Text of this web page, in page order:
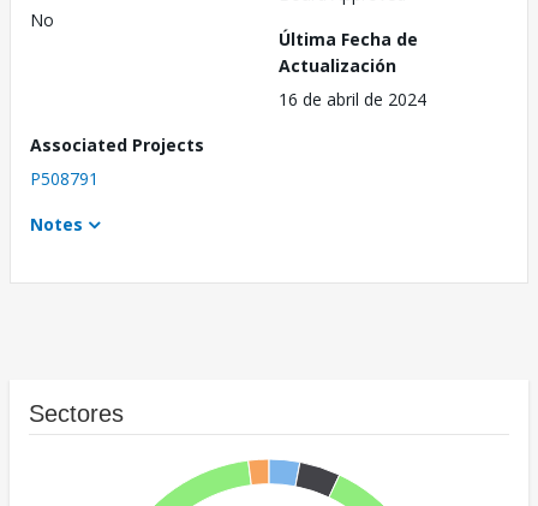
No
Última Fecha de
Actualización
16 de abril de 2024
Associated Projects
P508791
Notes
Sectores